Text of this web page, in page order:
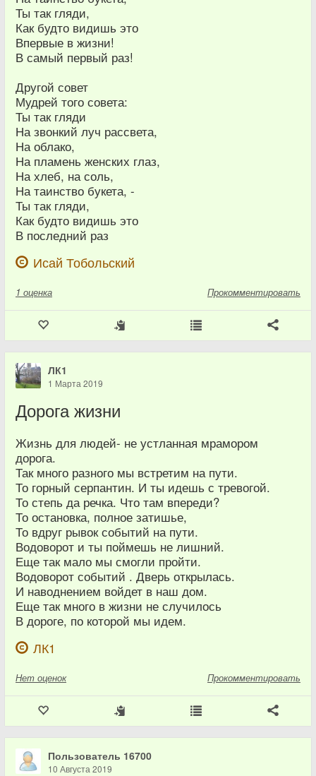
Ты так гляди,
Как будто видишь это
Впервые в жизни!
В самый первый раз!
Другой совет
Мудрей того совета:
Ты так гляди
На звонкий луч рассвета,
На облако,
На пламень женских глаз,
На хлеб, на соль,
На таинство букета, -
Ты так гляди,
Как будто видишь это
В последний раз
Исай Тобольский
1 оценка Прокомментировать
ЛК1
1 Марта 2019
Дорога жизни
Жизнь для людей- не устланная мрамором
дорога.
Так много разного мы встретим на пути.
То горный серпантин. И ты идешь с тревогой.
То степь да речка. Что там впереди?
То остановка, полное затишье,
То вдруг рывок событий на пути.
Водоворот и ты поймешь не лишний.
Еще так мало мы смогли пройти.
Водоворот событий . Дверь открылась.
И наводнением войдет в наш дом.
Еще так много в жизни не случилось
В дороге, по которой мы идем.
ЛК1
Нет оценок Прокомментировать
Пользователь 16700
10 Августа 2019